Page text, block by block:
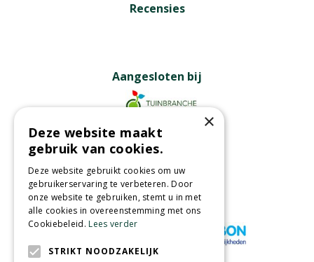
Recensies
Aangesloten bij
Partners
Wij accepteren
×
Deze website maakt
gebruik van cookies.
Deze website gebruikt cookies om uw
gebruikerservaring te verbeteren. Door
onze website te gebruiken, stemt u in met
alle cookies in overeenstemming met ons
Cookiebeleid.Lees verder
STRIKT NOODZAKELIJK